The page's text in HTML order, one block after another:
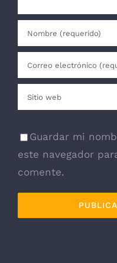
Guardar mi
este navegador
comente.